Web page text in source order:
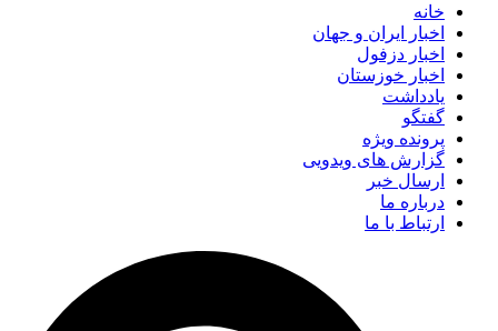
خانه
اخبار ایران و جهان
اخبار دزفول
اخبار خوزستان
یادداشت
گفتگو
پرونده ویژه
گزارش های ویدویی
ارسال خبر
درباره ما
ارتباط با ما